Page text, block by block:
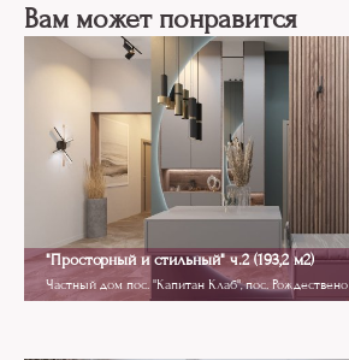
Вам может понравится
"Просторный и стильный" ч.2 (193,2 м2)
Частный дом пос. "Капитан Клаб", пос. Рождествено